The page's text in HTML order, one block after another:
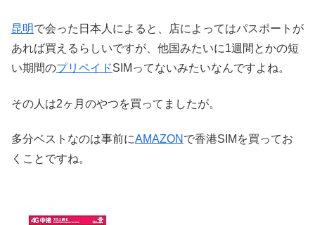
昆明で会った日本人によると、店によってはパスポートが
あれば買えるらしいですが、他国みたいに1週間とかの短
い期間のプリペイドSIMってないみたいなんですよね。
その人は2ヶ月のやつを買ってましたが。
多分ベストなのは事前にAMAZON で香港SIMを買ってお
くことですね。